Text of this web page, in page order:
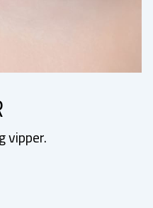
vipper.